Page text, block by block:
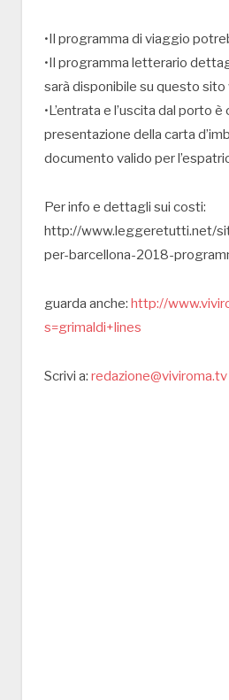
•Il programma di viaggio
•Il programma letterario
sarà disponibile su questo
•L’entrata e l’uscita dal porto
presentazione della carta
documento valido per
Per info e dettagli sui costi:
http://www.leggeretutti.net/
per-barcellona-2018-
guarda anche: http://
s=grimaldi+lines
Scrivi a: redazione@viviroma.tv